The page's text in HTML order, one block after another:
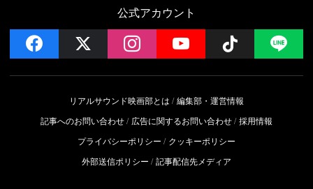
公式アカウント
facebook instagramYouTube Follow
リアルサウンド映画部とは
編集部・運営情報
記事へのお問い合わせ
広告に関するお問い合わせ 採用情報
プライバシーポリシー
クッキーポリシー
外部送信ポリシー
記事配信先メディア